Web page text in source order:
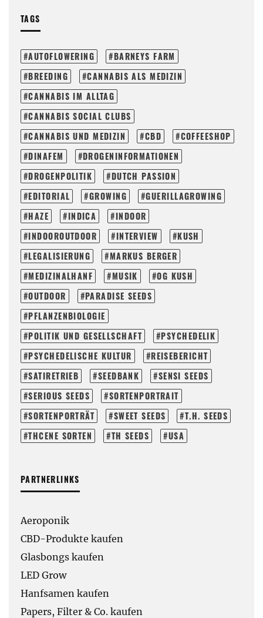
TAGS
AUTOFLOWERING
BARNEYS FARM
BREEDING
CANNABIS ALS MEDIZIN
CANNABIS IM ALLTAG
CANNABIS SOCIAL CLUBS
CANNABIS UND MEDIZIN
CBD
COFFEESHOP
DINAFEM
DROGENINFORMATIONEN
DROGENPOLITIK
DUTCH PASSION
EDITORIAL
GROWING
GUERILLAGROWING
HAZE
INDICA
INDOOR
INDOOROUTDOOR
INTERVIEW
KUSH
LEGALISIERUNG
MARKUS BERGER
MEDIZINALHANF
MUSIK
OG KUSH
OUTDOOR
PARADISE SEEDS
PFLANZENBIOLOGIE
POLITIK UND GESELLSCHAFT
PSYCHEDELIK
PSYCHEDELISCHE KULTUR
REISEBERICHT
SATIRETRIEB
SEEDBANK
SENSI SEEDS
SERIOUS SEEDS
SORTENPORTRAIT
SORTENPORTRÄT
SWEET SEEDS
T.H. SEEDS
THCENE SORTEN
TH SEEDS USA
PARTNERLINKS
Aeroponik
CBD-Produkte kaufen
Glasbongs kaufen
LED Grow
Hanfsamen kaufen
Papers, Filter & Co. kaufen